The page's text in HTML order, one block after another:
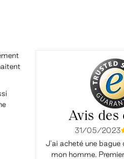
Avis des
31/05/2023
J'ai acheté une bague
mon homme.